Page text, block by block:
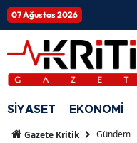
07 Ağustos 2026
SİYASET EKONOMİ
Gazete Kritik Gündem